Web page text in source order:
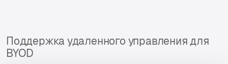
Поддержка удаленного управления для
BYOD